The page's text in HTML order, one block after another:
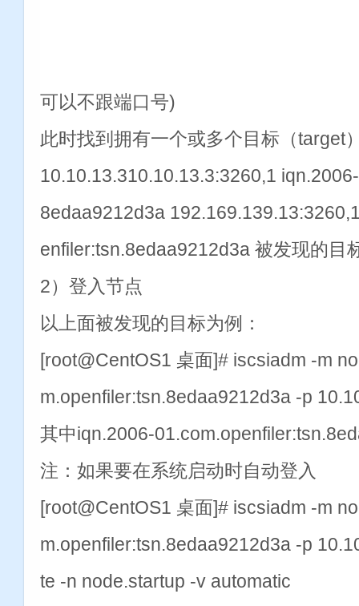
可以不跟端口号)
此时找到拥有一个或多个目标（target
10.10.13.310.10.13.3:3260,1
8edaa9212d3a
enfiler:tsn.8edaa9212d3a 被发现的
2）登入节点
以上面被发现的目标为例：
[root@CentOS1 桌面]# iscsiadm -m
m.openfiler:tsn.8edaa9212d3a -p
其中iqn.2006-
注：如果要在系统启动时自动登入
[root@CentOS1 桌面]# iscsiadm -m
m.openfiler:tsn.8edaa9212d3a -p
te -n node.startup -v automatic